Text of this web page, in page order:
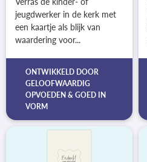
jeugdwerker in de kerk met
een kaartje als blijk van
waardering voor...
ONTWIKKELD DOOR
GELOOFWAARDIG
OPVOEDEN & GOED IN
VORM